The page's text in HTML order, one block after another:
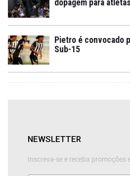
dopagem para
Pietro é convocado
Sub-15
NEWSLETTER
Inscreva-se e receba promoções